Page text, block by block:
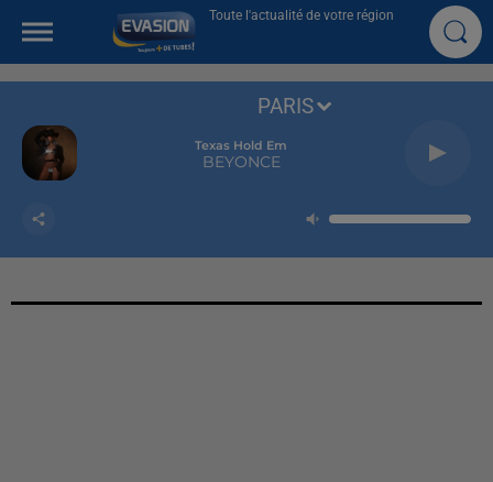
Toute l'actualité de votre région
Texas Hold Em
BEYONCE
PARIS